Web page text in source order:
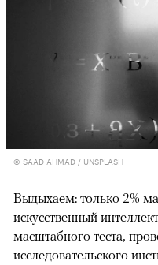
© SAAD AHMAD / UNSPLASH
Выдыхаем: только 2%
искусственный
масштабного теста,
исследовательского